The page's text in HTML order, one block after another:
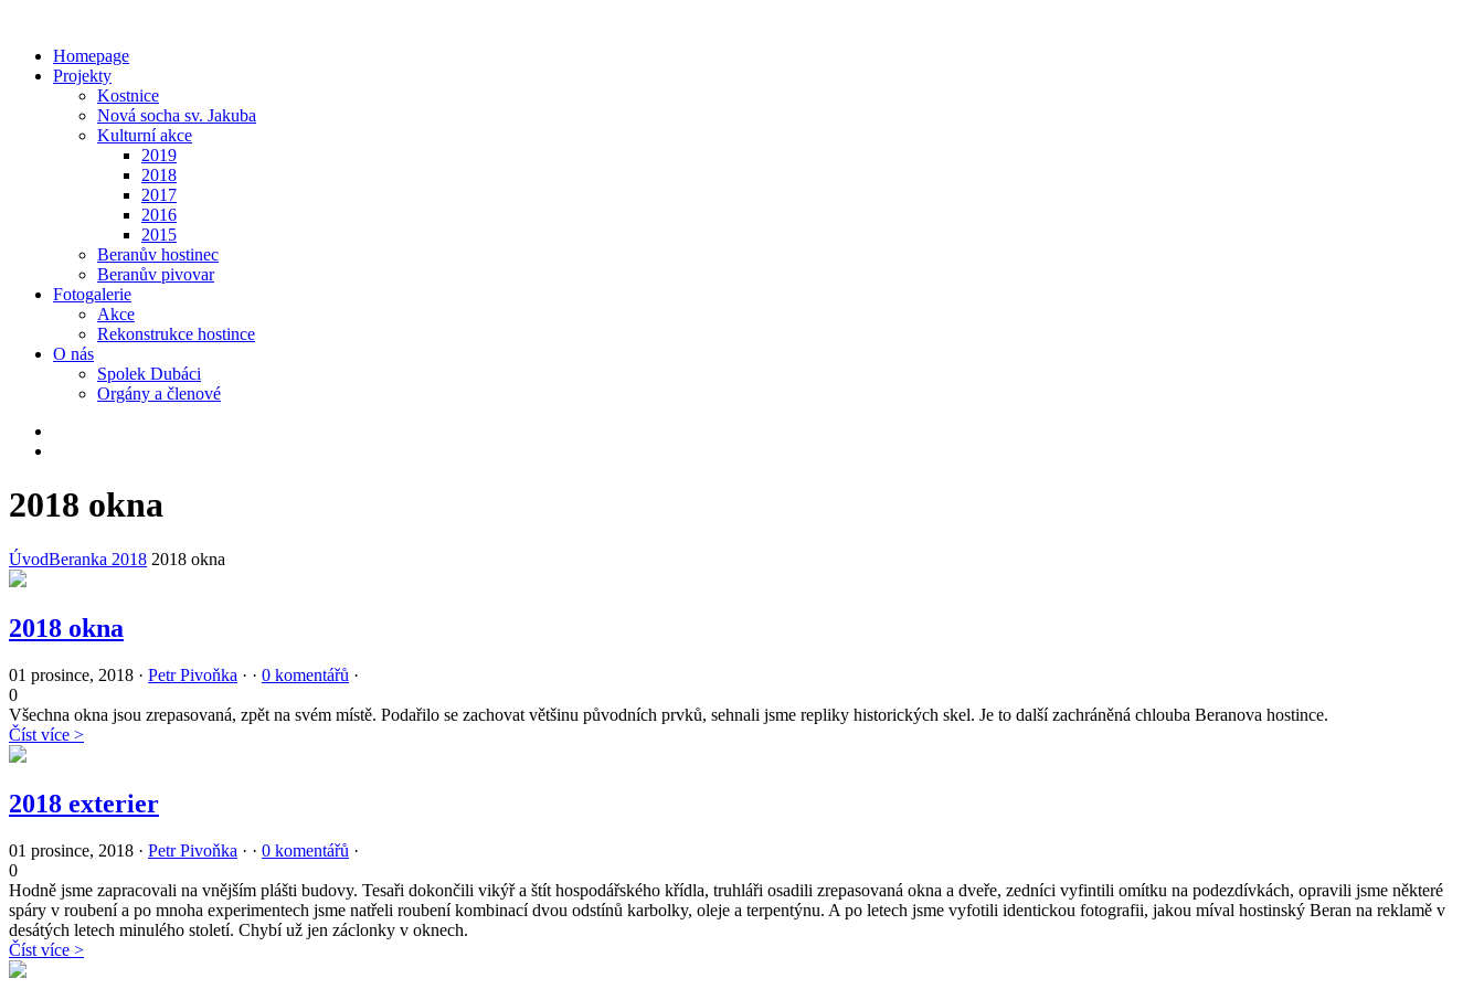
Homepage
Projekty
Kostnice
Nová socha sv. Jakuba
Kulturní akce
2019
2018
2017
2016
2015
Beranův hostinec
Beranův pivovar
Fotogalerie
Akce
Rekonstrukce hostince
O nás
Spolek Dubáci
Orgány a členové
2018 okna
ÚvodBeranka 2018 2018 okna
2018 okna
01 prosince, 2018 · Petr Pivoňka · · 0 komentářů ·
0
Všechna okna jsou zrepasovaná, zpět na svém místě. Podařilo se zachovat většinu původních prvků, sehnali jsme repliky historických skel. Je to další zachráněná chlouba Beranova hostince.
Číst více >
2018 exterier
01 prosince, 2018 · Petr Pivoňka · · 0 komentářů ·
0
Hodně jsme zapracovali na vnějším plášti budovy. Tesaři dokončili vikýř a štít hospodářského křídla, truhláři osadili zrepasovaná okna a dveře, zedníci vyfintili omítku na podezdívkách, opravili jsme některé
spáry v roubení a po mnoha experimentech jsme natřeli roubení kombinací dvou odstínů karbolky, oleje a terpentýnu. A po letech jsme vyfotili identickou fotografii, jakou míval hostinský Beran na reklamě v
desátých letech minulého století. Chybí už jen záclonky v oknech.
Číst více >